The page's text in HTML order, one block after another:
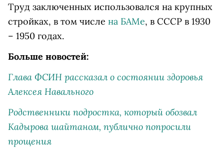
Труд заключенных использовался на крупных
стройках, в том числе на БАМе, в СССР в 1930
– 1950 годах.
Больше новостей:
Глава ФСИН рассказал о состоянии здоровья
Алексея Навального
Родственники подростка, который обозвал
Кадырова шайтаном, публично попросили
прощения